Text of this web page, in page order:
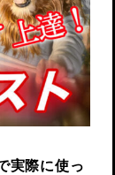
実際に使っ